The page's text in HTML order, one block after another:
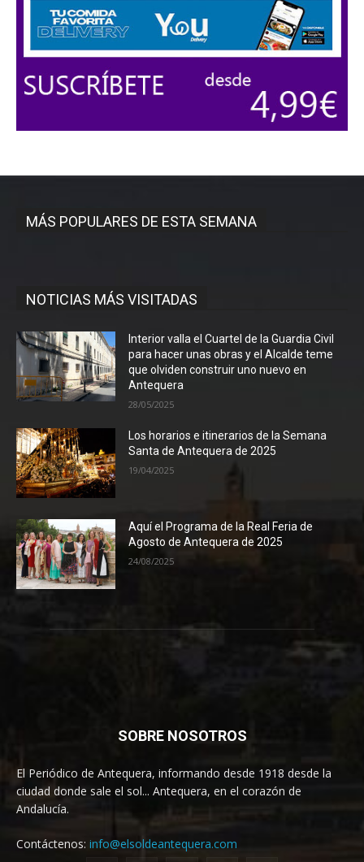
MÁS POPULARES DE ESTA SEMANA
NOTICIAS MÁS VISITADAS
Interior valla el Cuartel de la Guardia Civil
para hacer unas obras y el Alcalde teme
que olviden construir uno nuevo en
Antequera
28/05/2025
Los horarios e itinerarios de la Semana
Santa de Antequera de 2025
19/04/2025
Aquí el Programa de la Real Feria de
Agosto de Antequera de 2025
24/08/2025
SOBRE NOSOTROS
El Periódico de Antequera, informando desde 1918 desde la
ciudad donde sale el sol... Antequera, en el corazón de
Andalucía.
Contáctenos: info@elsoldeantequera.com